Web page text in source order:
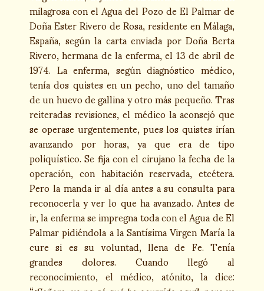
milagrosa con el Agua del Pozo de El Palmar de
Doña Ester Rivero de Rosa, residente en Málaga,
España, según la carta enviada por Doña Berta
Rivero, hermana de la enferma, el 13 de abril de
1974. La enferma, según diagnóstico médico,
tenía dos quistes en un pecho, uno del tamaño
de un huevo de gallina y otro más pequeño. Tras
reiteradas revisiones, el médico la aconsejó que
se operase urgentemente, pues los quistes irían
avanzando por horas, ya que era de tipo
poliquístico. Se fija con el cirujano la fecha de la
operación, con habitación reservada, etcétera.
Pero la manda ir al día antes a su consulta para
reconocerla y ver lo que ha avanzado. Antes de
ir, la enferma se impregna toda con el Agua de El
Palmar pidiéndola a la Santísima Virgen María la
cure si es su voluntad, llena de Fe. Tenía
grandes dolores. Cuando llegó al
reconocimiento, el médico, atónito, la dice: